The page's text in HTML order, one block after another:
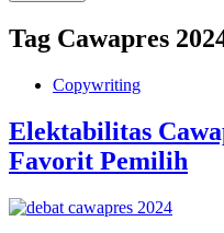
Tag Cawapres
Copywriting
Elektabilitas
Favorit Pemilih